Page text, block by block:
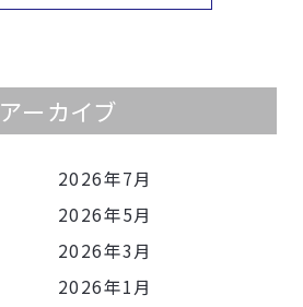
アーカイブ
2026年7月
2026年5月
2026年3月
2026年1月